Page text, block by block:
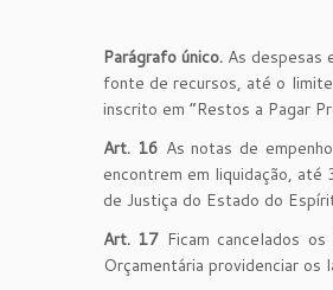
Parágrafo único. As despesas
fonte de recursos, até o
inscrito em “Restos a Pagar
Art. 16 As notas de
encontrem em liquidação,
de Justiça do Estado do
Art. 17 Ficam cancelados
Orçamentária providenciar